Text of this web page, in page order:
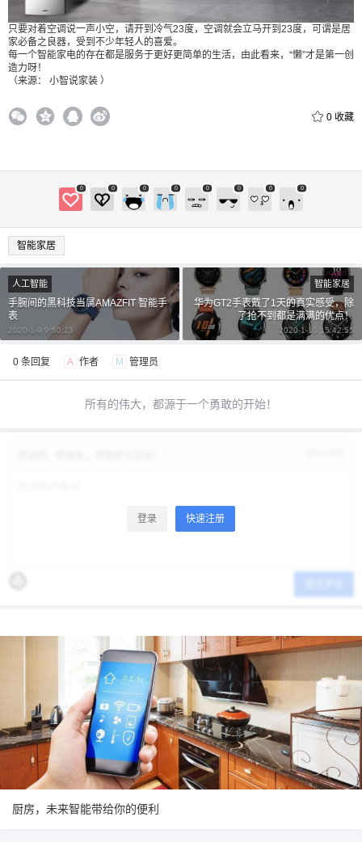
只要对着空调说一声小空，请开到冷气23度，空调就会立马开到23度，可谓是居
家必备之良器，受到不少年轻人的喜爱。
每一个智能家电的存在都是服务于更好更简单的生活，由此看来，“懒”才是第一创
造力呀！
（来源： 小智说家装 ）
0 收藏
0 0 0 0 0 0 0 0
智能家居
人工智能
手腕间的黑科技当属AMAZFIT 智能手
表
2020-1-9 9:50:23
智能家居
华为GT2手表戴了1天的真实感受，除
了抢不到都是满满的优点！
2020-1-10 15:42:55
0 条回复 A 作者 M 管理员
所有的伟大，都源于一个勇敢的开始！
登录 快速注册
厨房，未来智能带给你的便利